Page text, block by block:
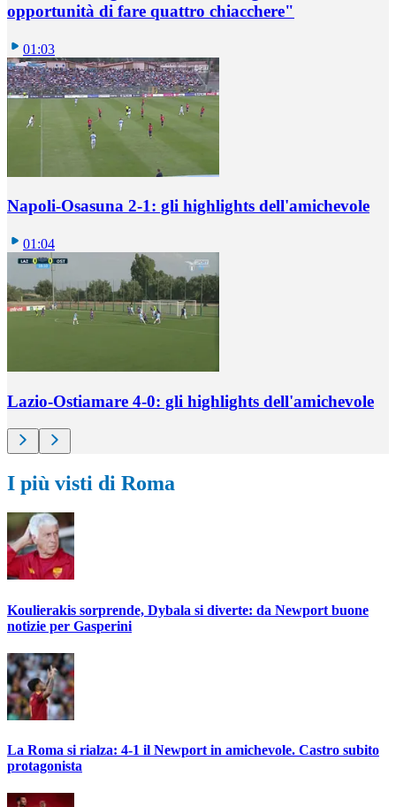
opportunità di fare quattro chiacchere"
01:03
Napoli-Osasuna 2-1: gli highlights dell'amichevole
01:04
Lazio-Ostiamare 4-0: gli highlights dell'amichevole
I più visti di Roma
Koulierakis sorprende, Dybala si diverte: da Newport buone
notizie per Gasperini
La Roma si rialza: 4-1 il Newport in amichevole. Castro subito
protagonista